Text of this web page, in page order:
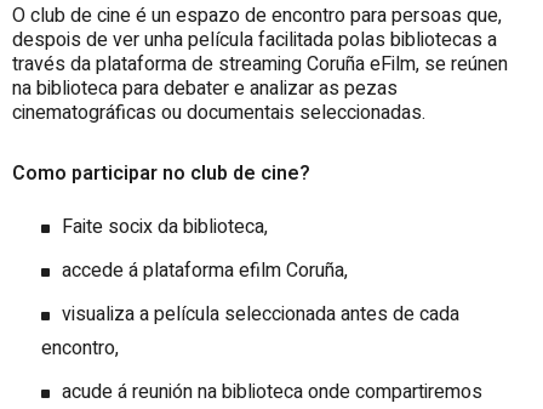
O club de cine é un espazo de encontro para persoas que,
despois de ver unha película facilitada polas bibliotecas a
través da plataforma de streaming Coruña eFilm, se reúnen
na biblioteca para debater e analizar as pezas
cinematográficas ou documentais seleccionadas.
Como participar no club de cine?
Faite socix da biblioteca,
accede á plataforma efilm Coruña,
visualiza a película seleccionada antes de cada
encontro,
acude á reunión na biblioteca onde compartiremos